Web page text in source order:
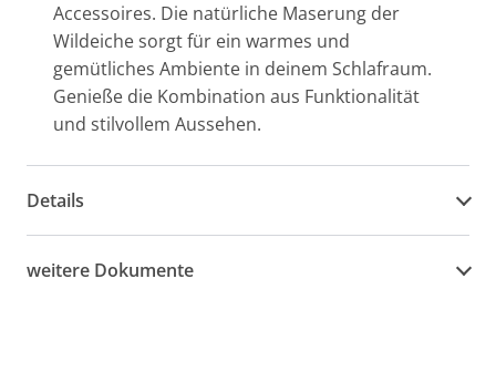
Accessoires. Die natürliche Maserung der
Wildeiche sorgt für ein warmes und
gemütliches Ambiente in deinem Schlafraum.
Genieße die Kombination aus Funktionalität
und stilvollem Aussehen.
Details
weitere Dokumente